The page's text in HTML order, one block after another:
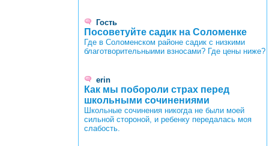
Гость
Посоветуйте садик на Соломенке
Где в Соломенском районе садик с низкими
благотворительныими взносами? Где цены ниже?
erin
Как мы побороли страх перед
школьными сочинениями
Школьные сочинения никогда не были моей
сильной стороной, и ребенку передалась моя
слабость.